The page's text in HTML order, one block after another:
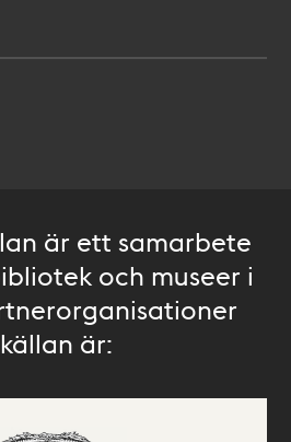
är ett samarbete
och museer i
är: